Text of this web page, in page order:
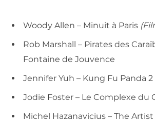
Woody Allen – Minuit à Paris
Rob Marshall – Pirates des
Fontaine de Jouvence
Jennifer Yuh – Kung Fu Panda 2
Jodie Foster – Le Complexe du
Michel Hazanavicius – The Artist